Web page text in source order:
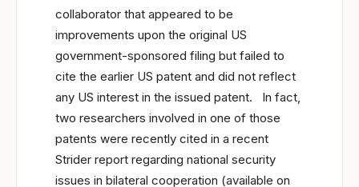
collaborator that appeared to be
improvements upon the original US
government-sponsored filing but failed to
cite the earlier US patent and did not reflect
any US interest in the issued patent. In fact,
two researchers involved in one of those
patents were recently cited in a recent
Strider report regarding national security
issues in bilateral cooperation (available on